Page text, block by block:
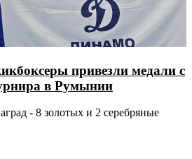
привезли медали с
в Румынии
- 8 золотых и 2 серебряные